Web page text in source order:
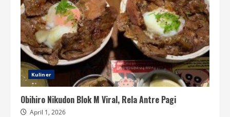
Kuliner
Obihiro Nikudon Blok M Viral, Rela Antre Pagi
April 1, 2026